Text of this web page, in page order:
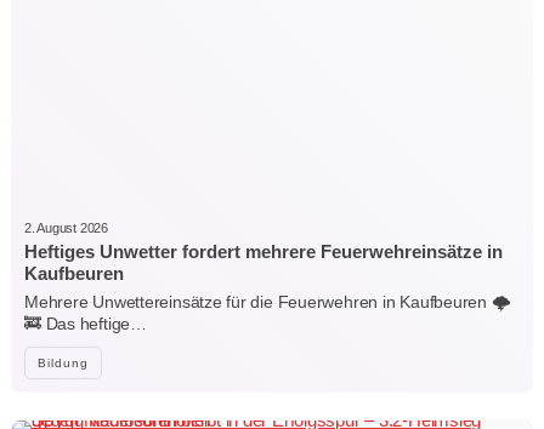
Bildung
2. August 2026
Heftiges Unwetter fordert mehrere Feuerwehreinsätze in
Kaufbeuren
Mehrere Unwettereinsätze für die Feuerwehren in Kaufbeuren 🌩️
🚒 Das heftige…